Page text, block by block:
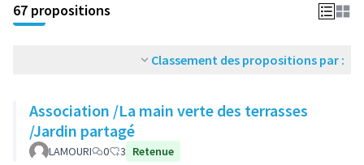
67 propositions
Classement des propositions par :
Association /La main verte des terrasses
/Jardin partagé
LAMOURI 0 3 Retenue